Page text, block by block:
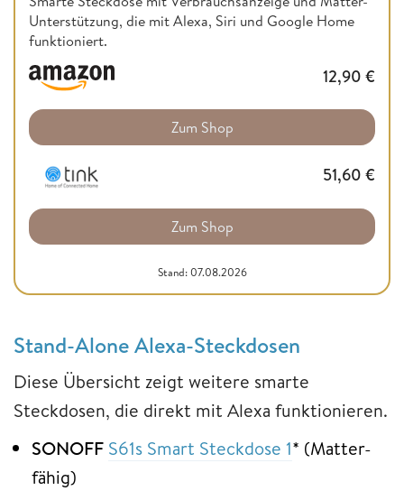
Unterstützung, die mit Alexa, Siri und Google Home
funktioniert.
12,90 €
Zum Shop
51,60 €
Zum Shop
Stand: 07.08.2026
Stand-Alone Alexa-Steckdosen
Diese Übersicht zeigt weitere smarte
Steckdosen, die direkt mit Alexa funktionieren.
SONOFF S61s Smart Steckdose 1* (Matter-
fähig)